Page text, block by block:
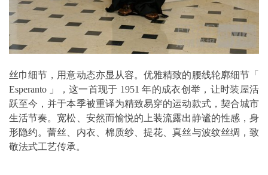
丝巾细节，用意动态亦显从容。优雅精致的腰线轮廓细节「
Esperanto 」，这一首现于 1951 年的成衣创举，让时装屋活
跃至今，并于本季被重译为精致易穿的运动款式，契合城市
生活节奏。宽松、安然而愉悦的上装流露出静谧的性感，身
形隐约。蕾丝、内衣、棉质纱、提花、真丝与波纹丝绸，致
敬法式工艺传承。